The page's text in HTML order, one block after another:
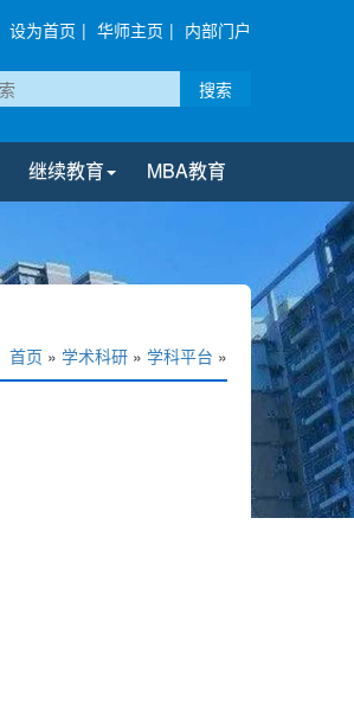
设为首页 | 华师主页 | 内部门户
搜索
继续教育 MBA教育
首页 » 学术科研 » 学科平台 »